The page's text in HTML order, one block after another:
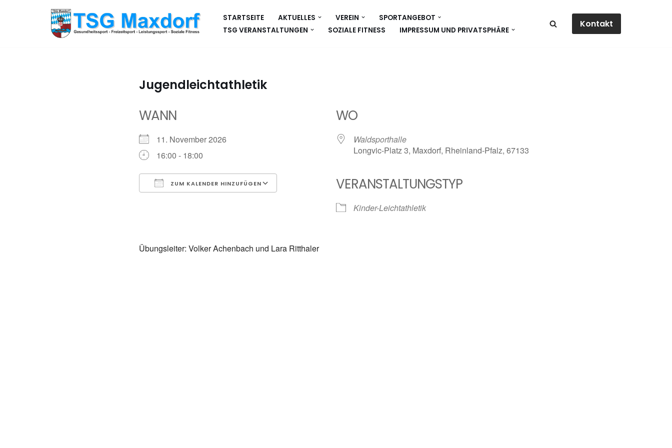
STARTSEITE AKTUELLES VEREIN
SPORTANGEBOT
TSG VERANSTALTUNGEN
SOZIALE FITNESS IMPRESSUM UND PRIVATSPHÄRE
Kontakt
Jugendleichtathletik
WANN
11. November 2026
16:00 - 18:00
ZUM KALENDER HINZUFÜGEN
Google Kalender
WO
Waldsporthalle
Longvic-Platz 3, Maxdorf, Rheinland-Pfalz, 67133
VERANSTALTUNGSTYP
Kinder-Leichtathletik
Übungsleiter: Volker Achenbach und Lara Ritthaler